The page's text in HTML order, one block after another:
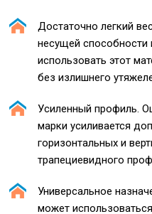
Достаточно легкий
несущей способности
использовать этот
без излишнего
Усиленный профиль.
марки усиливается
горизонтальных и
трапециевидного
Универсальное
может